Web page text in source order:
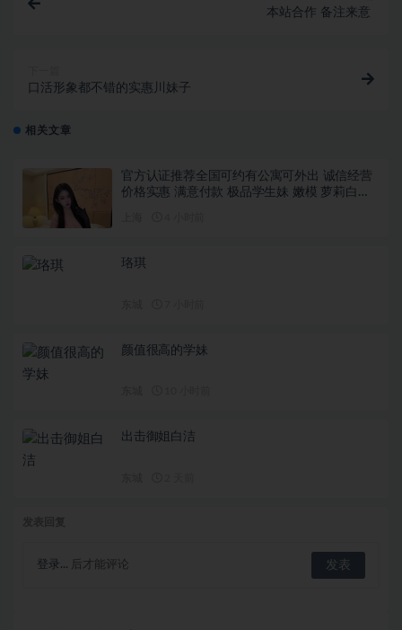
本站合作 备注来意
口活形象都不错的实惠川妹子
相关文章
官方认证推荐全国可约有公寓可外出 诚信经营
价格实惠 满意付款 极品学生妹 嫩模 萝莉白虎
珞琪
颜值很⾼的学妹
出击御姐白洁
登录... 后才能评论